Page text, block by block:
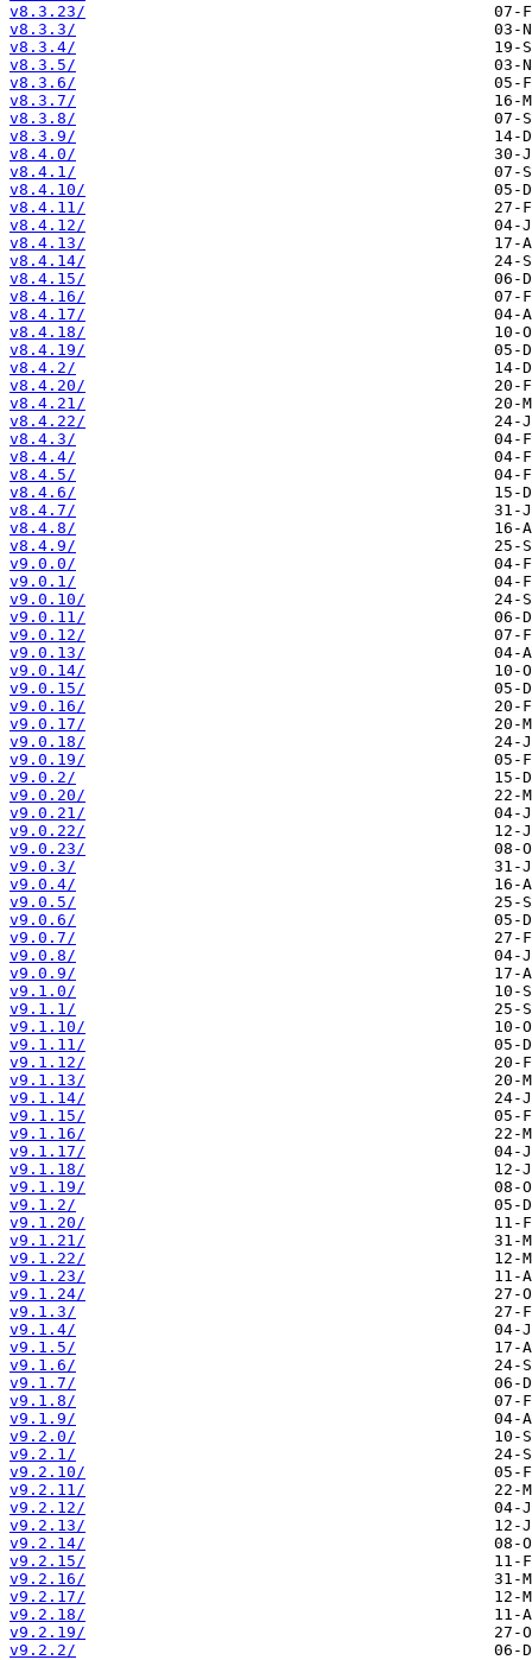
v8.3.23/
v8.3.3/
v8.3.4/
v8.3.5/
v8.3.6/
v8.3.7/
v8.3.8/
v8.3.9/
v8.4.0/
v8.4.1/
v8.4.10/
v8.4.11/
v8.4.12/
v8.4.13/
v8.4.14/
v8.4.15/
v8.4.16/
v8.4.17/
v8.4.18/
v8.4.19/
v8.4.2/
v8.4.20/
v8.4.21/
v8.4.22/
v8.4.3/
v8.4.4/
v8.4.5/
v8.4.6/
v8.4.7/
v8.4.8/
v8.4.9/
v9.0.0/
v9.0.1/
v9.0.10/
v9.0.11/
v9.0.12/
v9.0.13/
v9.0.14/
v9.0.15/
v9.0.16/
v9.0.17/
v9.0.18/
v9.0.19/
v9.0.2/
v9.0.20/
v9.0.21/
v9.0.22/
v9.0.23/
v9.0.3/
v9.0.4/
v9.0.5/
v9.0.6/
v9.0.7/
v9.0.8/
v9.0.9/
v9.1.0/
v9.1.1/
v9.1.10/
v9.1.11/
v9.1.12/
v9.1.13/
v9.1.14/
v9.1.15/
v9.1.16/
v9.1.17/
v9.1.18/
v9.1.19/
v9.1.2/
v9.1.20/
v9.1.21/
v9.1.22/
v9.1.23/
v9.1.24/
v9.1.3/
v9.1.4/
v9.1.5/
v9.1.6/
v9.1.7/
v9.1.8/
v9.1.9/
v9.2.0/
v9.2.1/
v9.2.10/
v9.2.11/
v9.2.12/
v9.2.13/
v9.2.14/
v9.2.15/
v9.2.16/
v9.2.17/
v9.2.18/
v9.2.19/
v9.2.2/